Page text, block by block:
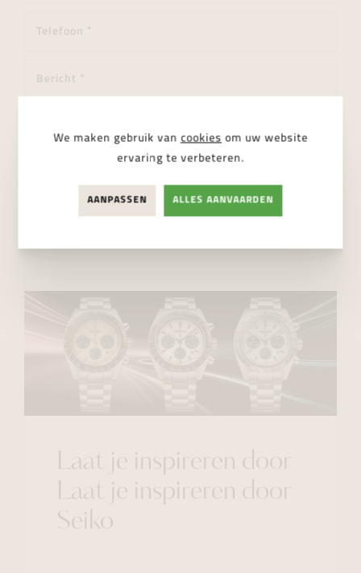
Ik ga akkoord met deprivacy regelgeving
Laat je inspireren door
Laat je inspireren door
Seiko
We maken gebruik van cookies om uw website
ervaring te verbeteren.
AANPASSEN ALLES AANVAARDEN